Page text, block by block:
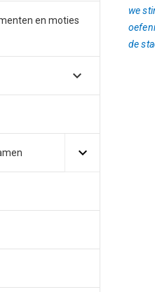
en moties
we
de